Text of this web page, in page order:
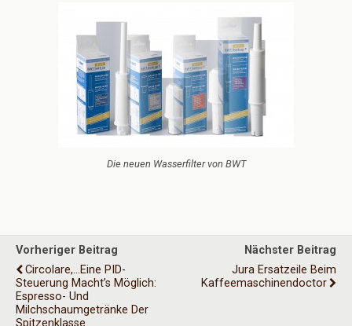
Die neuen Wasserfilter von BWT
Vorheriger Beitrag
Circolare,...Eine PID-
Steuerung Macht’s Möglich:
Espresso- Und
Milchschaumgetränke Der
Spitzenklasse
Nächster Beitrag
Jura Ersatzeile Beim
Kaffeemaschinendoctor